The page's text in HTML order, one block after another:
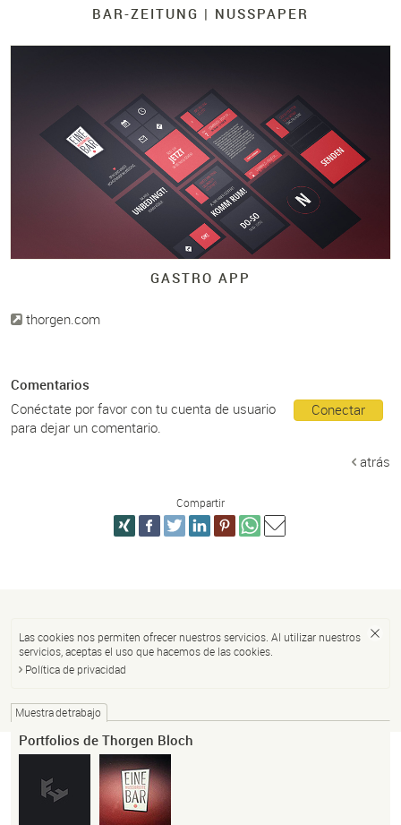
BAR-ZEITUNG | NUSSPAPER
GASTRO APP
thorgen.com
Comentarios
Conectar
Conéctate por favor con tu cuenta de usuario
para dejar un comentario.
atrás
Compartir
Las cookies nos permiten ofrecer nuestros servicios. Al utilizar nuestros
servicios, aceptas el uso que hacemos de las cookies.
Política de privacidad
Muestra de trabajo
Portfolios de Thorgen Bloch